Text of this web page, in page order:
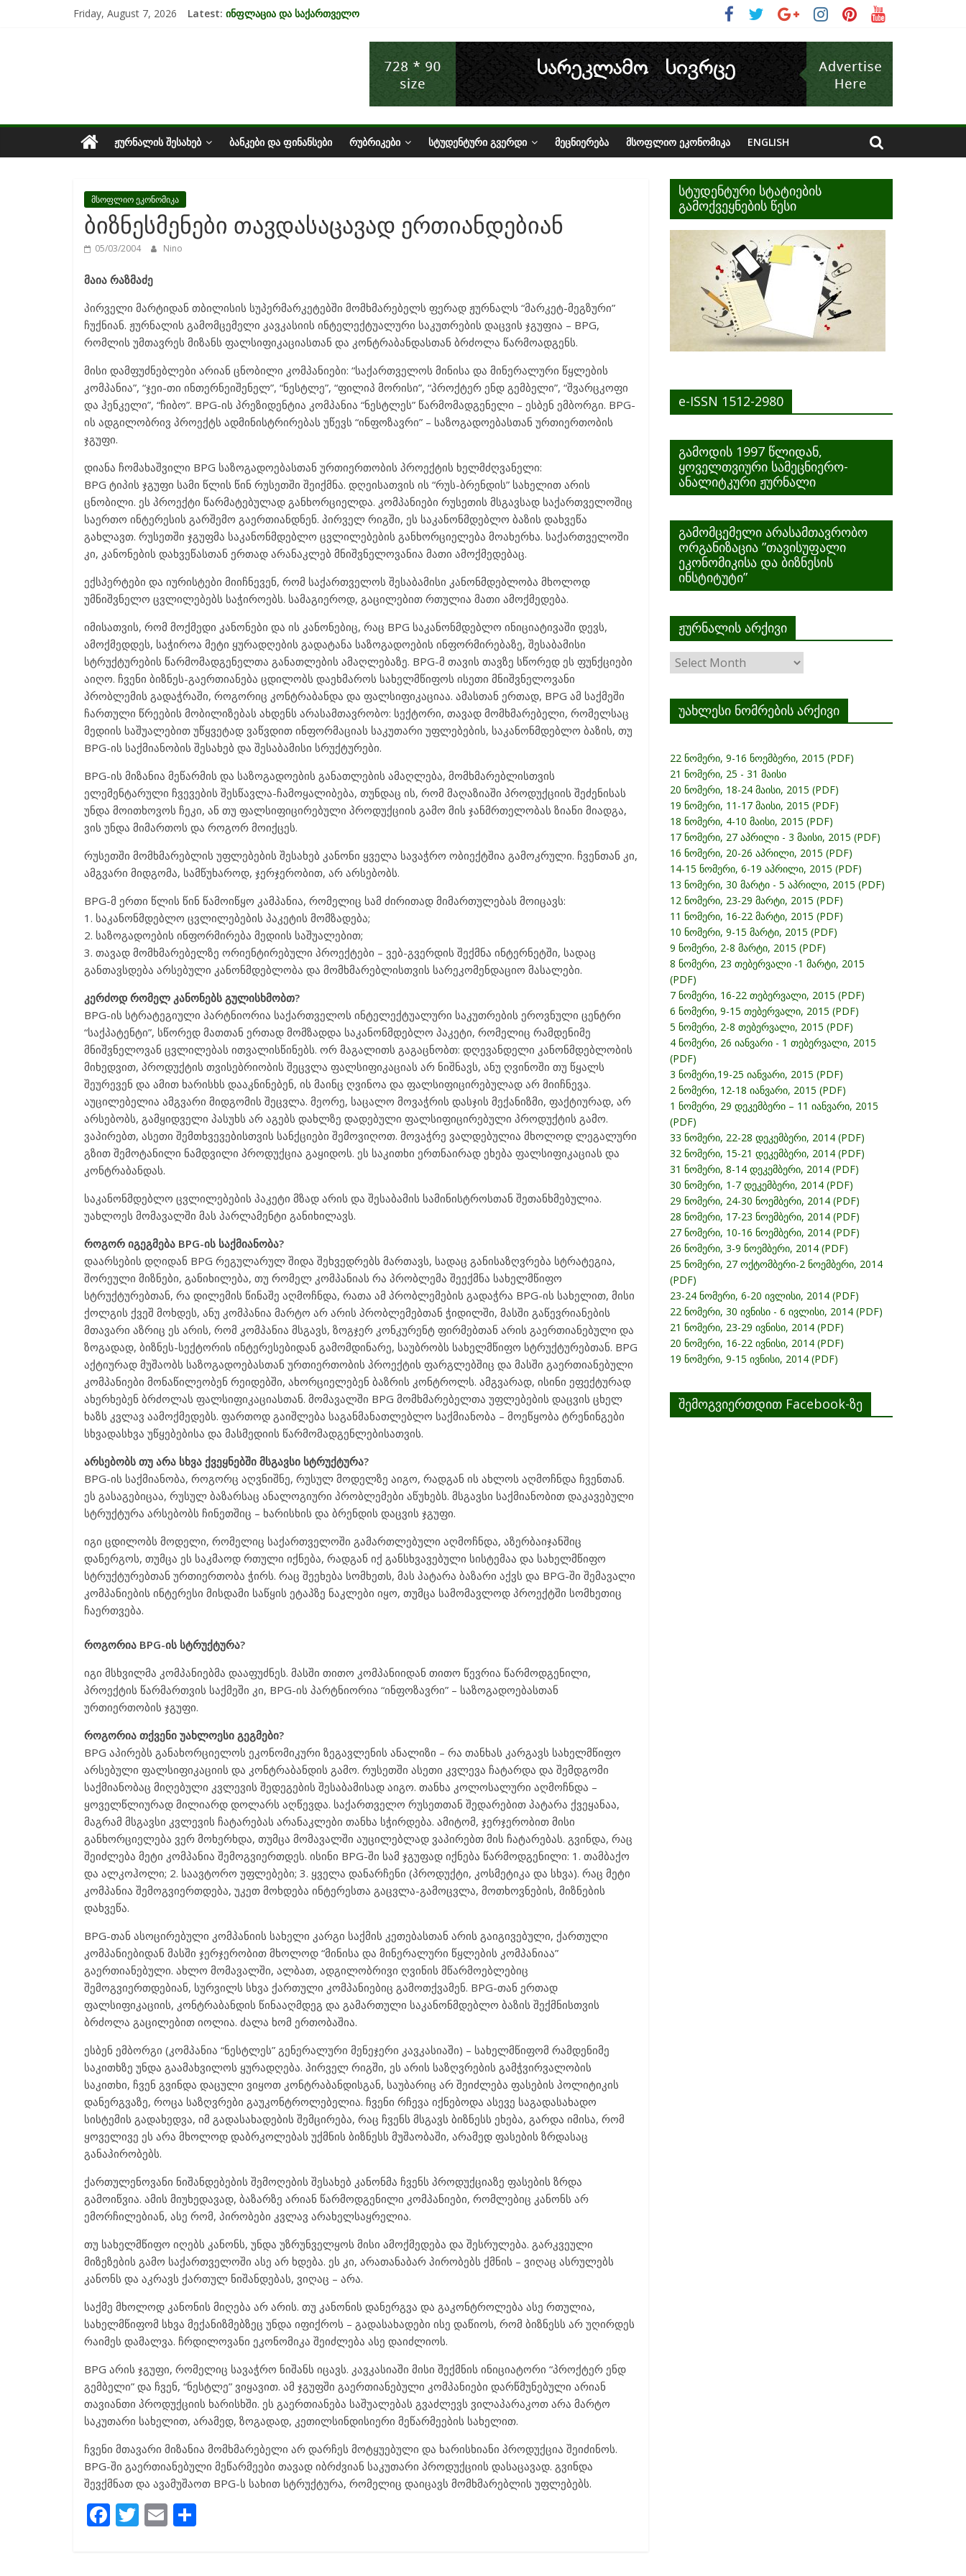
Friday, August 7, 2026 Latest: ინფლაცია და საქართველო
მიგრაციისა და ეკონომიკის ურთიერთკავშირი
EU-ის კანდიდატის სტატუსის ეკონომიკური სარგებელი
უძრავი ქონების ბაზარი საქართველოში
ᲟᲣᲠᲜᲐᲚᲘᲡ ᲨᲔᲡᲐᲮᲔᲑ ᲑᲐᲜᲙᲔᲑᲘ ᲓᲐ ᲤᲘᲜᲐᲜᲡᲔᲑᲘ ᲠᲣᲑᲠᲘᲙᲔᲑᲘ ᲡᲢᲣᲓᲔᲜᲢᲣᲠᲘ ᲒᲕᲔᲠᲓᲘ ᲛᲔᲪᲜᲘᲔᲠᲔᲑᲐ ᲛᲡᲝᲤᲚᲘᲝ ᲔᲙᲝᲜᲝᲛᲘᲙᲐ ENGLISH
მსოფლიო ეკონომიკა
ბიზნესმენები თავდასაცავად ერთიანდებიან
05/03/2004 Nino
მაია რაზმაძე
პირველი მარტიდან თბილისის სუპერმარკეტებში მომხმარებელს ფერად ჟურნალს “მარკეტ-მეგზური”
ჩუქნიან. ჟურნალის გამომცემელი კავკასიის ინტელექტუალური საკუთრების დაცვის ჯგუფია – BPG,
რომლის უმთავრეს მიზანს ფალსიფიკაციასთან და კონტრაბანდასთან ბრძოლა წარმოადგენს.
მისი დამფუძნებლები არიან ცნობილი კომპანიები: “საქართველოს მინისა და მინერალური წყლების
კომპანია”, “ჯეი-თი ინთერნეიშენელ”, “ნესტლე”, “ფილიპ მორისი”, “პროქტერ ენდ გემბელი”, “შვარცკოფი
და ჰენკელი”, “ჩიბო”. BPG-ის პრეზიდენტია კომპანია “ნესტლეს” წარმომადგენელი – ესბენ ემბორგი. BPG-
ის ადგილობრივ პროექტს ადმინისტრირებას უწევს “ინფოზავრი” – საზოგადოებასთან ურთიერთობის
ჯგუფი.
დიანა ჩომახაშვილი BPG საზოგადოებასთან ურთიერთობის პროექტის ხელმძღვანელი:
BPG ტიპის ჯგუფი სამი წლის წინ რუსეთში შეიქმნა. დღეისათვის ის “რუს-ბრენდის” სახელით არის
ცნობილი. ეს პროექტი წარმატებულად განხორციელდა. კომპანიები რუსეთის მსგავსად საქართველოშიც
საერთო ინტერესის გარშემო გაერთიანდნენ. პირველ რიგში, ეს საკანონმდებლო ბაზის დახვეწა
გახლავთ. რუსეთში ჯგუფმა საკანონმდებლო ცვლილებების განხორციელება მოახერხა. საქართველოში
კი, კანონების დახვეწასთან ერთად არანაკლებ მნიშვნელოვანია მათი ამოქმედებაც.
ექსპერტები და იურისტები მიიჩნევენ, რომ საქართველოს შესაბამისი კანონმდებლობა მხოლოდ
უმნიშვნელო ცვლილებებს საჭიროებს. სამაგიეროდ, გაცილებით რთულია მათი ამოქმედება.
იმისათვის, რომ მოქმედი კანონები და ის კანონებიც, რაც BPG საკანონმდებლო ინიციატივაში დევს,
ამოქმედდეს, საჭიროა მეტი ყურადღების გადატანა საზოგადოების ინფორმირებაზე, შესაბამისი
სტრუქტურების წარმომადგენელთა განათლების ამაღლებაზე. BPG-მ თავის თავზე სწორედ ეს ფუნქციები
აიღო. ჩვენი ბიზნეს-გაერთიანება ცდილობს დაეხმაროს სახელმწიფოს ისეთი მნიშვნელოვანი
პრობლემის გადაჭრაში, როგორიც კონტრაბანდა და ფალსიფიკაციაა. ამასთან ერთად, BPG ამ საქმეში
ჩართული წრეების მობილიზებას ახდენს არასამთავრობო: სექტორი, თავად მომხმარებელი, რომელსაც
მედიის საშუალებით უწყვეტად ვაწვდით ინფორმაციას საკუთარი უფლებების, საკანონმდებლო ბაზის, თუ
BPG-ის საქმიანობის შესახებ და შესაბამისი სრუქტურები.
BPG-ის მიზანია მეწარმის და საზოგადოების განათლების ამაღლება, მომხმარებლისთვის
ელემენტარული ჩვევების შესწავლა-ჩამოყალიბება, თუნდაც ის, რომ მაღაზიაში პროდუქციის შეძენისას
უნდა მოითხოვოს ჩეკი, ან თუ ფალსიფიცირებული პროდუქციის გამო მის ჯანმრთელობას ზიანი მიადგა,
ვის უნდა მიმართოს და როგორ მოიქცეს.
რუსეთში მომხმარებლის უფლებების შესახებ კანონი ყველა სავაჭრო ობიექტშია გამოკრული. ჩვენთან კი,
ამგვარი მიდგომა, სამწუხაროდ, ჯერჯერობით, არ არსებობს.
BPG-მ ერთი წლის წინ წამოიწყო კამპანია, რომელიც სამ ძირითად მიმართულებას მოიცავს:
1. საკანონმდებლო ცვლილებების პაკეტის მომზადება;
2. საზოგადოების ინფორმირება მედიის საშუალებით;
3. თავად მომხმარებელზე ორიენტირებული პროექტები – ვებ-გვერდის შექმნა ინტერნეტში, სადაც
განთავსდება არსებული კანონმდებლობა და მომხმარებლისთვის სარეკომენდაციო მასალები.
კერძოდ რომელ კანონებს გულისხმობთ?
BPG-ის სტრატეგიული პარტნიორია საქართველოს ინტელექტუალური საკუთრების ეროვნული ცენტრი
“საქპატენტი”, სწორედ მათთან ერთად მომზადდა საკანონმდებლო პაკეტი, რომელიც რამდენიმე
მნიშვნელოვან ცვლილებას ითვალისწინებს. ორ მაგალითს გაგაცნობთ: დღევანდელი კანონმდებლობის
მიხედვით, პროდუქტის თვისებრიობის შეცვლა ფალსიფიკაციას არ ნიშნავს, ანუ ღვინოში თუ წყალს
შეურევენ და ამით ხარისხს დააკნინებენ, ის მაინც ღვინოა და ფალსიფიცირებულად არ მიიჩნევა.
აუცილებელია ამგვარი მიდგომის შეცვლა. მეორე, საცალო მოვაჭრის დასჯის მექანიზმი, ფაქტიურად, არ
არსებობს, გამყიდველი პასუხს არ აგებს დახლზე დადებული ფალსიფიცირებული პროდუქტის გამო.
ვაპირებთ, ასეთი შემთხვევებისთვის სანქციები შემოვიღოთ. მოვაჭრე ვალდებულია მხოლოდ ლეგალური
გზით შემოტანილი ნამდვილი პროდუქცია გაყიდოს. ეს საკითხი ერთნაირად ეხება ფალსიფიკაციას და
კონტრაბანდას.
საკანონმდებლო ცვლილებების პაკეტი მზად არის და შესაბამის სამინისტროსთან შეთანხმებულია.
უახლოეს მომავალში მას პარლამენტი განიხილავს.
როგორ იგეგმება BPG-ის საქმიანობა?
დაარსების დღიდან BPG რეგულარულ შიდა შეხვედრებს მართავს, სადაც განისაზღვრება სტრატეგია,
შორეული მიზნები, განიხილება, თუ რომელ კომპანიას რა პრობლემა შეექმნა სახელმწიფო
სტრუქტურებთან, რა დილემის წინაშე აღმოჩნდა, რათა ამ პრობლემების გადაჭრა BPG-ის სახელით, მისი
ქოლგის ქვეშ მოხდეს, ანუ კომპანია მარტო არ არის პრობლემებთან ჭიდილში, მასში გაწევრიანების
მთავარი აზრიც ეს არის, რომ კომპანია მსგავს, ზოგჯერ კონკურენტ ფირმებთან არის გაერთიანებული და
ზოგადად, ბიზნეს-სექტორის ინტერესებიდან გამომდინარე, საუბრობს სახელმწიფო სტრუქტურებთან. BPG
აქტიურად მუშაობს საზოგადოებასთან ურთიერთობის პროექტის ფარგლებშიც და მასში გაერთიანებული
კომპანიები მონაწილეობენ რეიდებში, ახორციელებენ ბაზრის კონტროლს. ამგვარად, ისინი ეფექტურად
ახერხებენ ბრძოლას ფალსიფიკაციასთან. მომავალში BPG მომხმარებელთა უფლებების დაცვის ცხელ
ხაზს კვლავ აამოქმედებს. ფართოდ გაიშლება საგანმანათლებლო საქმიანობა – მოეწყობა ტრენინგები
სხვადასხვა უწყებებისა და მასმედიის წარმომადგენლებისათვის.
არსებობს თუ არა სხვა ქვეყნებში მსგავსი სტრუქტურა?
BPG-ის საქმიანობა, როგორც აღვნიშნე, რუსულ მოდელზე აიგო, რადგან ის ახლოს აღმოჩნდა ჩვენთან.
ეს გასაგებიცაა, რუსულ ბაზარსაც ანალოგიური პრობლემები აწუხებს. მსგავსი საქმიანობით დაკავებული
სტრუქტურა არსებობს ჩინეთშიც – ხარისხის და ბრენდის დაცვის ჯგუფი.
იგი ცდილობს მოდელი, რომელიც საქართველოში გამართლებული აღმოჩნდა, აზერბაიჯანშიც
დანერგოს, თუმცა ეს საკმაოდ რთული იქნება, რადგან იქ განსხვავებული სისტემაა და სახელმწიფო
სტრუქტურებთან ურთიერთობა ჭირს. რაც შეეხება სომხეთს, მას პატარა ბაზარი აქვს და BPG-ში შემავალი
კომპანიების ინტერესი მისდამი საწყის ეტაპზე ნაკლები იყო, თუმცა სამომავლოდ პროექტში სომხეთიც
ჩაერთვება.
როგორია BPG-ის სტრუქტურა?
იგი მსხვილმა კომპანიებმა დააფუძნეს. მასში თითო კომპანიიდან თითო წევრია წარმოდგენილი,
პროექტის წარმართვის საქმეში კი, BPG-ის პარტნიორია “ინფოზავრი” – საზოგადოებასთან
ურთიერთობის ჯგუფი.
როგორია თქვენი უახლოესი გეგმები?
BPG აპირებს განახორციელოს ეკონომიკური ზეგავლენის ანალიზი – რა თანხას კარგავს სახელმწიფო
არსებული ფალსიფიკაციის და კონტრაბანდის გამო. რუსეთში ასეთი კვლევა ჩატარდა და შემდგომი
საქმიანობაც მიღებული კვლევის შედეგების შესაბამისად აიგო. თანხა კოლოსალური აღმოჩნდა –
ყოველწლიურად მილიარდ დოლარს აღწევდა. საქართველო რუსეთთან შედარებით პატარა ქვეყანაა,
მაგრამ მსგავსი კვლევის ჩატარებას არანაკლები თანხა სჭირდება. ამიტომ, ჯერჯერობით მისი
განხორციელება ვერ მოხერხდა, თუმცა მომავალში აუცილებლად ვაპირებთ მის ჩატარებას. გვინდა, რაც
შეიძლება მეტი კომპანია შემოგვიერთდეს. ისინი BPG-ში სამ ჯგუფად იქნება წარმოდგენილი: 1. თამბაქო
და ალკოჰოლი; 2. საავტორო უფლებები; 3. ყველა დანარჩენი (პროდუქტი, კოსმეტიკა და სხვა). რაც მეტი
კომპანია შემოგვიერთდება, უკეთ მოხდება ინტერესთა გაცვლა-გამოცვლა, მოთხოვნების, მიზნების
დახვეწა.
BPG-თან ასოცირებული კომპანიის სახელი კარგი საქმის კეთებასთან არის გაიგივებული, ქართული
კომპანიებიდან მასში ჯერჯერობით მხოლოდ “მინისა და მინერალური წყლების კომპანიაა”
გაერთიანებული. ახლო მომავალში, ალბათ, ადგილობრივი ღვინის მწარმოებლებიც
შემოგვიერთდებიან, სურვილს სხვა ქართული კომპანიებიც გამოთქვამენ. BPG-თან ერთად
ფალსიფიკაციის, კონტრაბანდის წინააღმდეგ და გამართული საკანონმდებლო ბაზის შექმნისთვის
ბრძოლა გაცილებით იოლია. ძალა ხომ ერთობაშია.
ესბენ ემბორგი (კომპანია “ნესტლეს” გენერალური მენეჯერი კავკასიაში) – სახელმწიფომ რამდენიმე
საკითხზე უნდა გაამახვილოს ყურადღება. პირველ რიგში, ეს არის საზღვრების გამჭვირვალობის
საკითხი, ჩვენ გვინდა დაცული ვიყოთ კონტრაბანდისგან, საუბარიც არ შეიძლება ფასების პოლიტიკის
დანერგვაზე, როცა საზღვრები გაუკონტროლებელია. ჩვენი რჩევა იქნებოდა ასევე საგადასახადო
სისტემის გადახედვა, იმ გადასახადების შემცირება, რაც ჩვენს მსგავს ბიზნესს ეხება, გარდა იმისა, რომ
ყოველივე ეს არა მხოლოდ დაბრკოლებას უქმნის ბიზნესს მუშაობაში, არამედ ფასების ზრდასაც
განაპირობებს.
ქართულენოვანი ნიშანდებების შემოღების შესახებ კანონმა ჩვენს პროდუქციაზე ფასების ზრდა
გამოიწვია. ამის მიუხედავად, ბაზარზე არიან წარმოდგენილი კომპანიები, რომლებიც კანონს არ
ემორჩილებიან, ასე რომ, პირობები კვლავ არახელსაყრელია.
თუ სახელმწიფო იღებს კანონს, უნდა უზრუნველყოს მისი ამოქმედება და შესრულება. გარკვეული
მიზეზების გამო საქართველოში ასე არ ხდება. ეს კი, არათანაბარ პირობებს ქმნის – ვიღაც ასრულებს
კანონს და აკრავს ქართულ ნიშანდებას, ვიღაც – არა.
საქმე მხოლოდ კანონის მიღება არ არის. თუ კანონის დანერგვა და გაკონტროლება ასე რთულია,
სახელმწიფომ სხვა მექანიზმებზეც უნდა იფიქროს – გადასახადები ისე დაწიოს, რომ ბიზნესს არ უღირდეს
რაიმეს დამალვა. ჩრდილოვანი ეკონომიკა შეიძლება ასე დაიძლიოს.
BPG არის ჯგუფი, რომელიც სავაჭრო ნიშანს იცავს. კავკასიაში მისი შექმნის ინიციატორი “პროქტერ ენდ
გემბელი” და ჩვენ, “ნესტლე” ვიყავით. ამ ჯგუფში გაერთიანებული კომპანიები დარწმუნებული არიან
თავიანთი პროდუქციის ხარისხში. ეს გაერთიანება საშუალებას გვაძლევს ვილაპარაკოთ არა მარტო
საკუთარი სახელით, არამედ, ზოგადად, კეთილსინდისიერი მეწარმეების სახელით.
ჩვენი მთავარი მიზანია მომხმარებელი არ დარჩეს მოტყუებული და ხარისხიანი პროდუქცია შეიძინოს.
BPG-ში გაერთიანებული მეწარმეები თავად იბრძვიან საკუთარი პროდუქციის დასაცავად. გვინდა
შევქმნათ და ავამუშაოთ BPG-ს სახით სტრუქტურა, რომელიც დაიცავს მომხმარებლის უფლებებს.
F T E
სტუდენტური სტატიების
გამოქვეყნების წესი
e-ISSN 1512-2980
გამოდის 1997 წლიდან,
ყოველთვიური სამეცნიერო-
ანალიტკური ჟურნალი
გამომცემელი არასამთავრობო
ორგანიზაცია ”თავისუფალი
ეკონომიკისა და ბიზნესის
ინსტიტუტი”
ჟურნალის არქივი
ჟურნალის
არქივი
უახლესი ნომრების არქივი
22 ნომერი, 9-16 ნოემბერი, 2015 (PDF)
21 ნომერი, 25 - 31 მაისი
20 ნომერი, 18-24 მაისი, 2015 (PDF)
19 ნომერი, 11-17 მაისი, 2015 (PDF)
18 ნომერი, 4-10 მაისი, 2015 (PDF)
17 ნომერი, 27 აპრილი - 3 მაისი, 2015 (PDF)
16 ნომერი, 20-26 აპრილი, 2015 (PDF)
14-15 ნომერი, 6-19 აპრილი, 2015 (PDF)
13 ნომერი, 30 მარტი - 5 აპრილი, 2015 (PDF)
12 ნომერი, 23-29 მარტი, 2015 (PDF)
11 ნომერი, 16-22 მარტი, 2015 (PDF)
10 ნომერი, 9-15 მარტი, 2015 (PDF)
9 ნომერი, 2-8 მარტი, 2015 (PDF)
8 ნომერი, 23 თებერვალი -1 მარტი, 2015
(PDF)
7 ნომერი, 16-22 თებერვალი, 2015 (PDF)
6 ნომერი, 9-15 თებერვალი, 2015 (PDF)
5 ნომერი, 2-8 თებერვალი, 2015 (PDF)
4 ნომერი, 26 იანვარი - 1 თებერვალი, 2015
(PDF)
3 ნომერი,19-25 იანვარი, 2015 (PDF)
2 ნომერი, 12-18 იანვარი, 2015 (PDF)
1 ნომერი, 29 დეკემბერი – 11 იანვარი, 2015
(PDF)
33 ნომერი, 22-28 დეკემბერი, 2014 (PDF)
32 ნომერი, 15-21 დეკემბერი, 2014 (PDF)
31 ნომერი, 8-14 დეკემბერი, 2014 (PDF)
30 ნომერი, 1-7 დეკემბერი, 2014 (PDF)
29 ნომერი, 24-30 ნოემბერი, 2014 (PDF)
28 ნომერი, 17-23 ნოემბერი, 2014 (PDF)
27 ნომერი, 10-16 ნოემბერი, 2014 (PDF)
26 ნომერი, 3-9 ნოემბერი, 2014 (PDF)
25 ნომერი, 27 ოქტომბერი-2 ნოემბერი, 2014
(PDF)
23-24 ნომერი, 6-20 ივლისი, 2014 (PDF)
22 ნომერი, 30 ივნისი - 6 ივლისი, 2014 (PDF)
21 ნომერი, 23-29 ივნისი, 2014 (PDF)
20 ნომერი, 16-22 ივნისი, 2014 (PDF)
19 ნომერი, 9-15 ივნისი, 2014 (PDF)
შემოგვიერთდით Facebook-ზე